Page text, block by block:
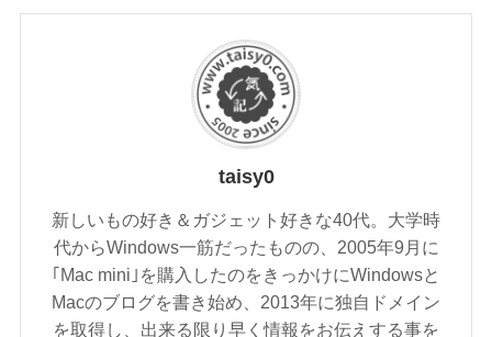
taisy0
新しいもの好き＆ガジェット好きな40代。大学時
代からWindows一筋だったものの、2005年9月に
｢Mac mini｣を購入したのをきっかけにWindowsと
Macのブログを書き始め、2013年に独自ドメイン
を取得し、出来る限り早く情報をお伝えする事を